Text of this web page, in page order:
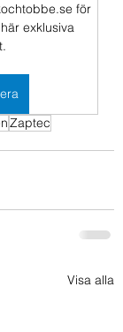
för
exklusiva
Zaptec
Visa alla